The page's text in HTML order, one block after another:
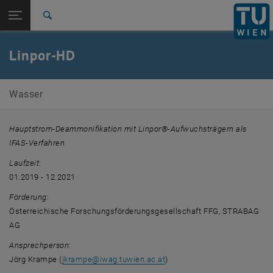
TU Login
Zurück: Subseiten von Abgeschlossene Projekte auflisten
Zurück zur letzten Ebene:
Abgeschlossene Projekte
Linpor-HD
Wasser
Hauptstrom-Deammonifikation mit Linpor®-Aufwuchsträgern als
IFAS-Verfahren
Laufzeit:
01.2019 - 12.2021
Förderung:
Österreichische Forschungsförderungsgesellschaft FFG, STRABAG
AG
Ansprechperson:
Jörg Krampe (jkrampe@ iwag.tuwien.ac.at)